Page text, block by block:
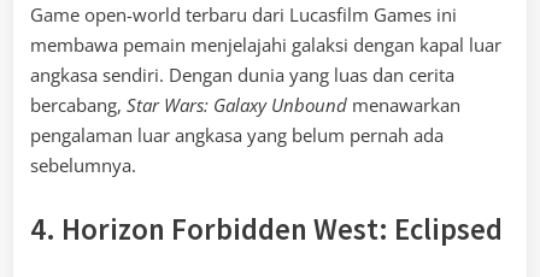
Game open-world terbaru dari Lucasfilm Games ini
membawa pemain menjelajahi galaksi dengan kapal luar
angkasa sendiri. Dengan dunia yang luas dan cerita
bercabang, Star Wars: Galaxy Unbound menawarkan
pengalaman luar angkasa yang belum pernah ada
sebelumnya.
4. Horizon Forbidden West: Eclipsed